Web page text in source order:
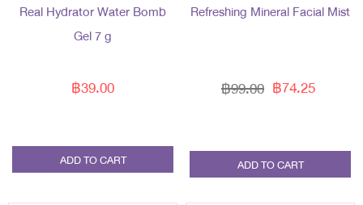
Real Hydrator Water Bomb
Gel 7 g
฿39.00
ADD TO CART
Refreshing Mineral Facial Mist
฿74.25
฿99.00
ADD TO CART